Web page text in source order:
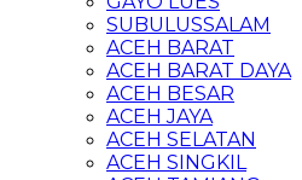
SUBULUSSALAM
ACEH BARAT
ACEH BARAT DAYA
ACEH BESAR
ACEH JAYA
ACEH SELATAN
ACEH SINGKIL